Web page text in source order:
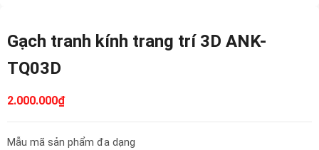
Gạch tranh kính trang trí 3D ANK-
TQ03D
2.000.000₫
Mẫu mã sản phẩm đa dạng